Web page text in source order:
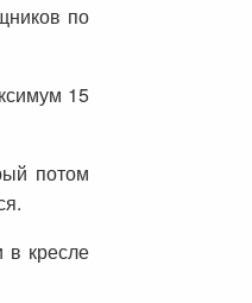
по
15
потом
в кресле